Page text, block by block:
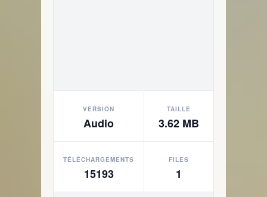
VERSION
Audio
TAILLE
3.62 MB
TÉLÉCHARGEMENTS
15193
FILES
1